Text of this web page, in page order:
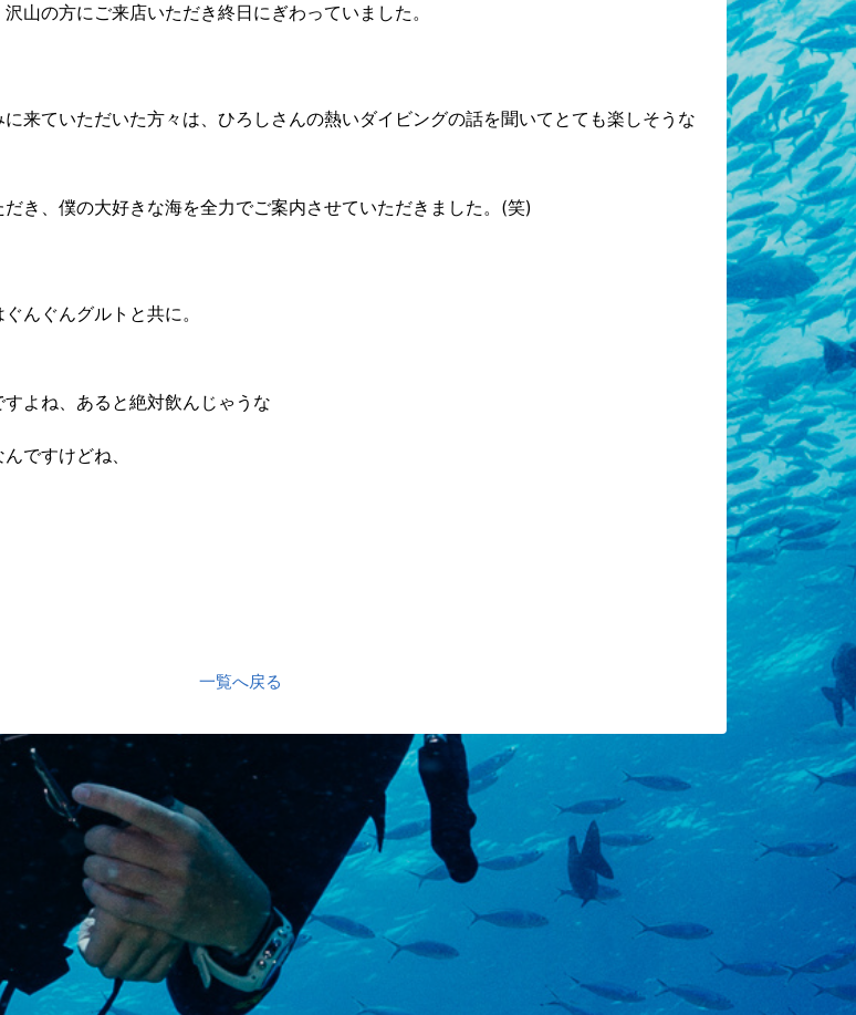
山の方にご来店いただき終日にぎわっていました。
来ていただいた方々は、ひろしさんの熱いダイビングの話を聞いてとても楽しそうな
き、僕の大好きな海を全力でご案内させていただきました。(笑)
んぐんグルトと共に。
よね、あると絶対飲んじゃうな
ですけどね、
一覧へ戻る